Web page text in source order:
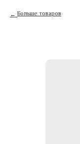
Больше товаров